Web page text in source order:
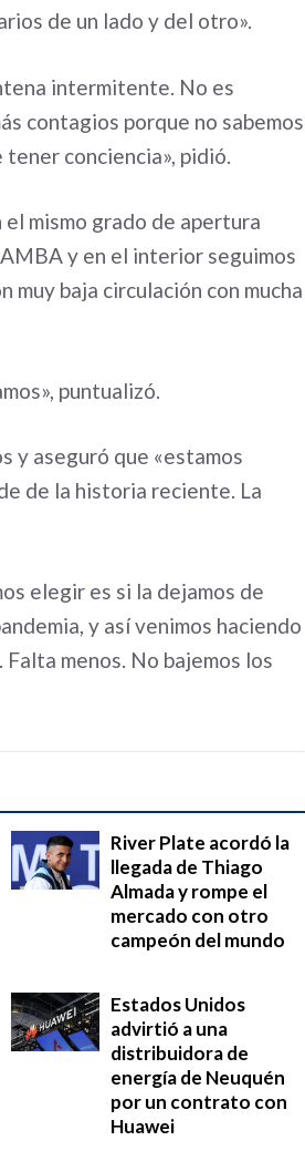
de un lado y del otro».
intermitente. No es
contagios porque no sabemos
conciencia», pidió.
mismo grado de apertura
y en el interior seguimos
muy baja circulación con mucha
puntualizó.
y aseguró que «estamos
de la historia reciente. La
elegir es si la dejamos de
y así venimos haciendo
menos. No bajemos los
River Plate acordó la
llegada de Thiago
Almada y rompe el
mercado con otro
campeón del mundo
Estados Unidos
advirtió a una
distribuidora de
energía de Neuquén
por un contrato con
Huawei